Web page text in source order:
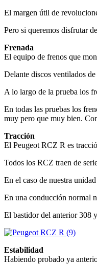
El margen útil de
Pero si queremos disfrutar
Frenada
El equipo de frenos que
Delante discos ventilados
A lo largo de la prueba los
En todas las pruebas los
muy pero que muy bien.
Tracción
El Peugeot RCZ R es
Todos los RCZ traen de
En el caso de nuestra
En una conducción normal
El bastidor del anterior 308
Estabilidad
Habiendo probado ya